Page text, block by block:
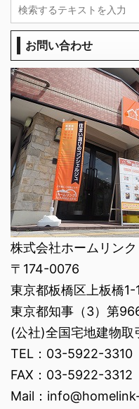
お問い合わせ
株式会社ホームリンク
〒174-0076
東京都板橋区上板橋1-
東京都知事（3）第
(公社)全国宅地建物取
TEL：03-5922-3310
FAX：03-5922-3312
Mail：